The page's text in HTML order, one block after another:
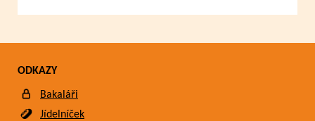
ODKAZY
Bakaláři
Jídelníček